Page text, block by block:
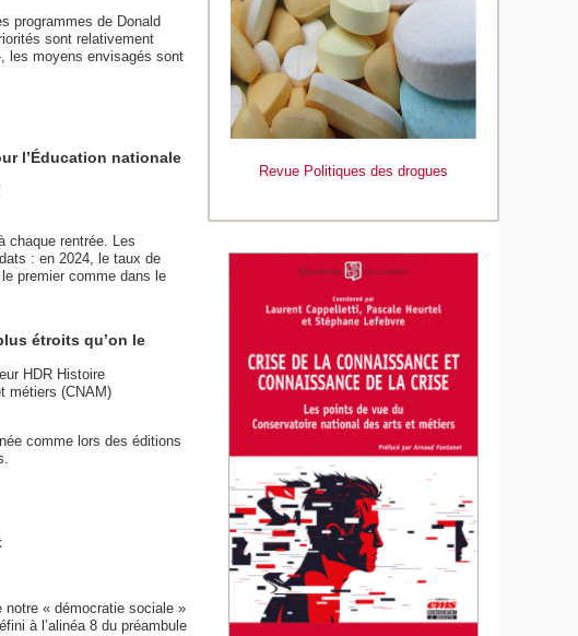
programmes de Donald
sont relativement
les moyens envisagés sont
l’Éducation nationale
chaque rentrée. Les
: en 2024, le taux de
premier comme dans le
étroits qu’on le
HDR Histoire
métiers (CNAM)
comme lors des éditions
notre « démocratie sociale »
à l’alinéa 8 du préambule
Revue Politiques des drogues